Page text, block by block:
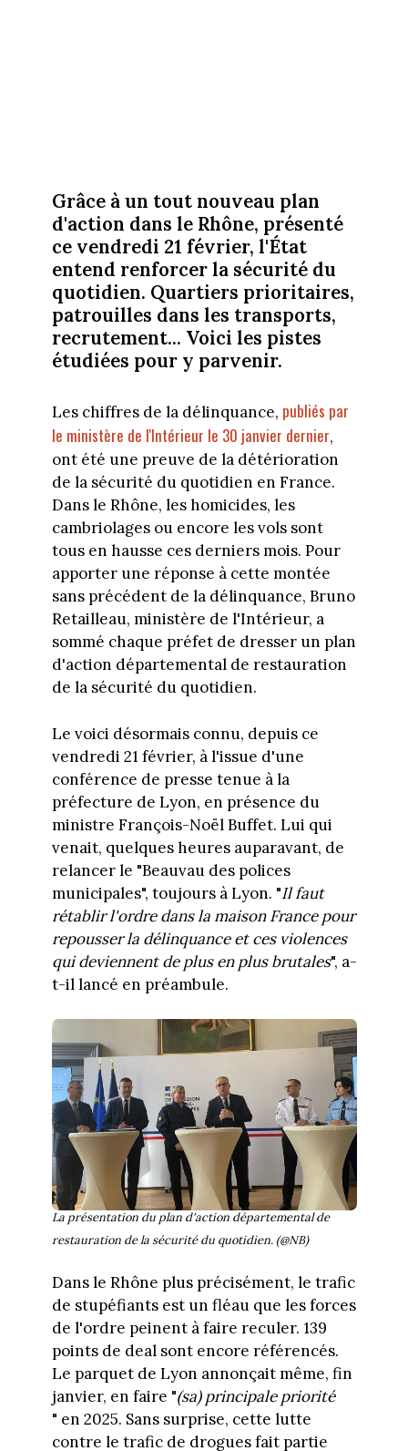
Grâce à un tout nouveau plan
d'action dans le Rhône, présenté
ce vendredi 21 février, l'État
entend renforcer la sécurité du
quotidien. Quartiers prioritaires,
patrouilles dans les transports,
recrutement... Voici les pistes
étudiées pour y parvenir.
Les chiffres de la délinquance, publiés par
le ministère de l'Intérieur le 30 janvier dernier,
ont été une preuve de la détérioration
de la sécurité du quotidien en France.
Dans le Rhône, les homicides, les
cambriolages ou encore les vols sont
tous en hausse ces derniers mois. Pour
apporter une réponse à cette montée
sans précédent de la délinquance, Bruno
Retailleau, ministère de l'Intérieur, a
sommé chaque préfet de dresser un plan
d'action départemental de restauration
de la sécurité du quotidien.
Le voici désormais connu, depuis ce
vendredi 21 février, à l'issue d'une
conférence de presse tenue à la
préfecture de Lyon, en présence du
ministre François-Noël Buffet. Lui qui
venait, quelques heures auparavant, de
relancer le "Beauvau des polices
municipales", toujours à Lyon. "Il faut
rétablir l'ordre dans la maison France pour
repousser la délinquance et ces violences
qui deviennent de plus en plus brutales", a-
t-il lancé en préambule.
La présentation du plan d'action départemental de
restauration de la sécurité du quotidien. (@NB)
Dans le Rhône plus précisément, le trafic
de stupéfiants est un fléau que les forces
de l'ordre peinent à faire reculer. 139
points de deal sont encore référencés.
Le parquet de Lyon annonçait même, fin
janvier, en faire "(sa) principale priorité
" en 2025. Sans surprise, cette lutte
contre le trafic de drogues fait partie